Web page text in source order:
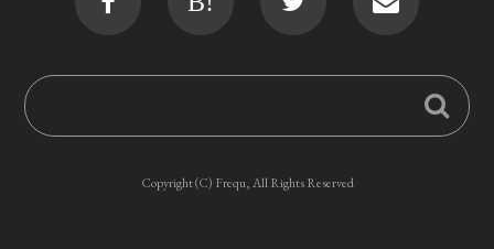
Copyright (C) Frequ, All Rights Reserved